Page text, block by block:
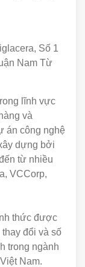
Số 1
Nam Từ
lĩnh vực
và
án công nghệ
dựng bởi
từ nhiều
VCCorp,
thức được
đổi và số
trong ngành
Nam.